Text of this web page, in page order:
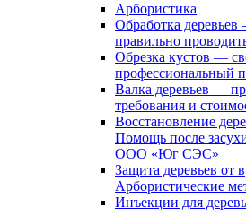
Арбористика
Обработка деревьев
правильно
Обрезка кустов —
профессиональный
Валка деревьев —
требования и
Восстановление
Помощь после
ООО «Юг СЭС»
Защита деревьев от
Арбористические
Инъекции для